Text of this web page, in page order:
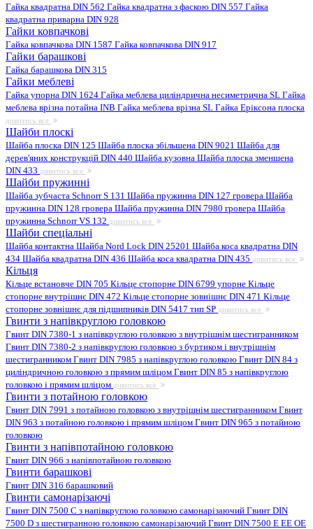
Гайка квадратна DIN 562 Гайка квадратна з фаскою DIN 557 Гайка
квадратна приварна DIN 928
Гайки ковпачкові
Гайка ковпачкова DIN 1587 Гайка ковпачкова DIN 917
Гайки барашкові
Гайка барашкова DIN 315
Гайки меблеві
Гайка упорна DIN 1624 Гайка меблева циліндрична несиметрична SL Гайка
меблева врізна потайна INB Гайка меблева врізна SL Гайка Еріксона плоска
дивитись все
Шайби плоскі
Шайба плоска DIN 125 Шайба плоска збільшена DIN 9021 Шайба для
дерев'яних конструкцій DIN 440 Шайба кузовна Шайба плоска зменшена
DIN 433 дивитись все
Шайби пружинні
Шайба зубчаста Schnorr S 131 Шайба пружинна DIN 127 гровера Шайба
пружинна DIN 128 гровера Шайба пружинна DIN 7980 гровера Шайба
пружинна Schnorr VS 132 дивитись все
Шайби спеціальні
Шайба контактна Шайба Nord Lock DIN 25201 Шайба коса квадратна DIN
434 Шайба квадратна DIN 436 Шайба коса квадратна DIN 435 дивитись все
Кільця
Кільце встановче DIN 705 Кільце стопорне DIN 6799 упорне Кільце
стопорне внутрішнє DIN 472 Кільце стопорне зовнішнє DIN 471 Кільце
стопорне зовнішнє для підшипників DIN 5417 тип SP дивитись все
Гвинти з напівкруглою головкою
Гвинт DIN 7380-1 з напівкруглою головкою з внутрішнім шестигранником
Гвинт DIN 7380-2 з напівкруглою головкою з буртиком і внутрішнім
шестигранником Гвинт DIN 7985 з напівкруглою головкою Гвинт DIN 84 з
циліндричною головкою з прямим шліцом Гвинт DIN 85 з напівкруглою
головкою і прямим шліцом дивитись все
Гвинти з потайною головкою
Гвинт DIN 7991 з потайною головкою з внутрішнім шестигранником Гвинт
DIN 963 з потайною головкою і прямим шліцом Гвинт DIN 965 з потайною
головкою
Гвинти з напівпотайною головкою
Гвинт DIN 966 з напівпотайною головкою
Гвинти барашкові
Гвинт DIN 316 барашковий
Гвинти самонарізаючі
Гвинт DIN 7500 C з напівкруглою головкою самонарізаючий Гвинт DIN
7500 D з шестигранною головкою самонарізаючий Гвинт DIN 7500 E EE OE